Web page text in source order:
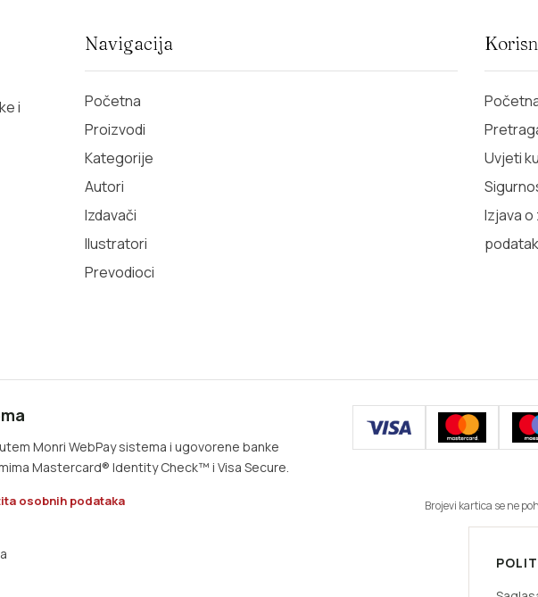
i
Navigacija
Početna
Proizvodi
Kategorije
Autori
Izdavači
Ilustratori
Prevodioci
Uvjeti
Izjava
Monri WebPay sistema i ugovorene banke
Mastercard® Identity Check™ i Visa Secure.
osobnih podataka Brojevi kartica se ne